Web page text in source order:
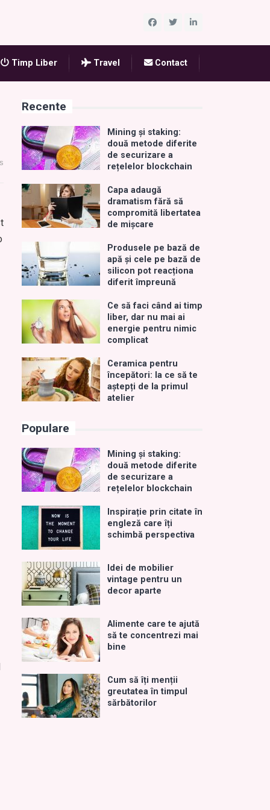
Timp Liber Travel Contact
Recente
Mining și staking:
două metode diferite
de securizare a
rețelelor blockchain
Capa adaugă
dramatism fără să
compromită libertatea
de mișcare
Produsele pe bază de
apă și cele pe bază de
silicon pot reacționa
diferit împreună
Ce să faci când ai timp
liber, dar nu mai ai
energie pentru nimic
complicat
Ceramica pentru
începători: la ce să te
aștepți de la primul
atelier
Populare
Mining și staking:
două metode diferite
de securizare a
rețelelor blockchain
Inspirație prin citate în
engleză care îți
schimbă perspectiva
Idei de mobilier
vintage pentru un
decor aparte
Alimente care te ajută
să te concentrezi mai
bine
Cum să îți menții
greutatea în timpul
sărbătorilor